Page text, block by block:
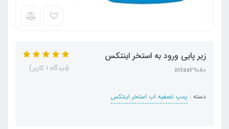
زیر پایی ورود به استخر اینتکس
intex29080
دسته : پمپ تصفیه اب استخر اینتکس
(دیدگاه 1 کاربر)